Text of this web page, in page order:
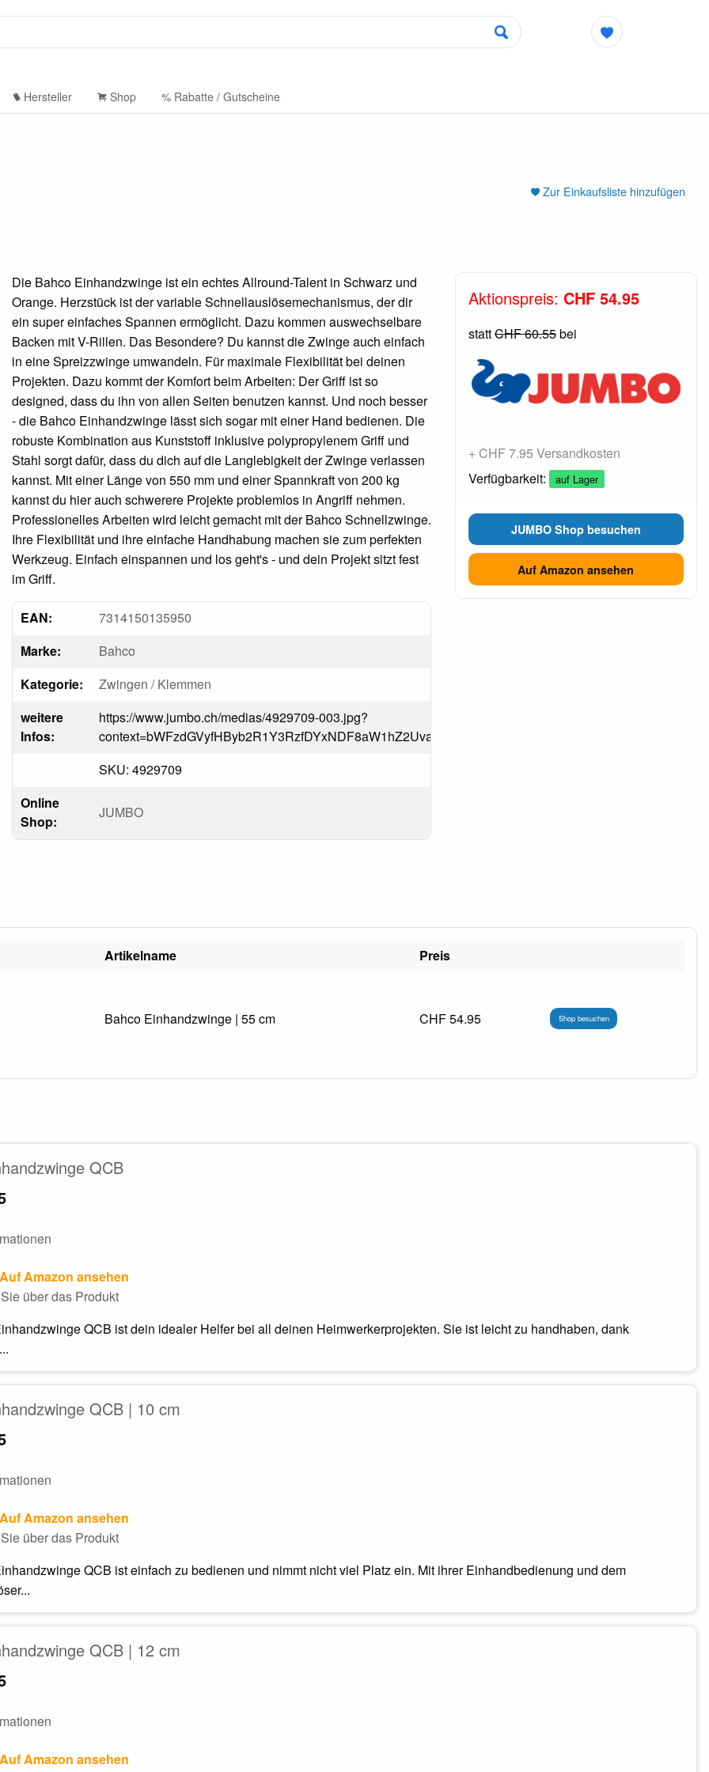
Hersteller Shop % Rabatte / Gutscheine
Zur Einkaufsliste hinzufügen
Die Bahco Einhandzwinge ist ein echtes Allround-Talent in Schwarz und
Orange. Herzstück ist der variable Schnellauslösemechanismus, der dir
ein super einfaches Spannen ermöglicht. Dazu kommen auswechselbare
Backen mit V-Rillen. Das Besondere? Du kannst die Zwinge auch einfach
in eine Spreizzwinge umwandeln. Für maximale Flexibilität bei deinen
Projekten. Dazu kommt der Komfort beim Arbeiten: Der Griff ist so
designed, dass du ihn von allen Seiten benutzen kannst. Und noch besser
- die Bahco Einhandzwinge lässt sich sogar mit einer Hand bedienen. Die
robuste Kombination aus Kunststoff inklusive polypropylenem Griff und
Stahl sorgt dafür, dass du dich auf die Langlebigkeit der Zwinge verlassen
kannst. Mit einer Länge von 550 mm und einer Spannkraft von 200 kg
kannst du hier auch schwerere Projekte problemlos in Angriff nehmen.
Professionelles Arbeiten wird leicht gemacht mit der Bahco Schnellzwinge.
Ihre Flexibilität und ihre einfache Handhabung machen sie zum perfekten
Werkzeug. Einfach einspannen und los geht's - und dein Projekt sitzt fest
im Griff.
EAN:
7314150135950
Marke:
Bahco
Kategorie:
Zwingen / Klemmen
weitere
Infos:
https://www.jumbo.ch/medias/4929709-003.jpg?
SKU: 4929709
Online
Shop:
JUMBO
Aktionspreis: CHF 54.95
stattCHF 60.55bei
+ CHF 7.95 Versandkosten
Verfügbarkeit:
auf Lager
JUMBO Shop besuchen
Auf Amazon ansehen
Artikelname Preis
Bahco Einhandzwinge | 55 cm CHF 54.95 Shop besuchen
QCB
Amazon ansehen
über das Produkt
QCB ist dein idealer Helfer bei all deinen Heimwerkerprojekten. Sie ist leicht zu handhaben, dank
QCB | 10 cm
Amazon ansehen
über das Produkt
QCB ist einfach zu bedienen und nimmt nicht viel Platz ein. Mit ihrer Einhandbedienung und dem
QCB | 12 cm
Amazon ansehen